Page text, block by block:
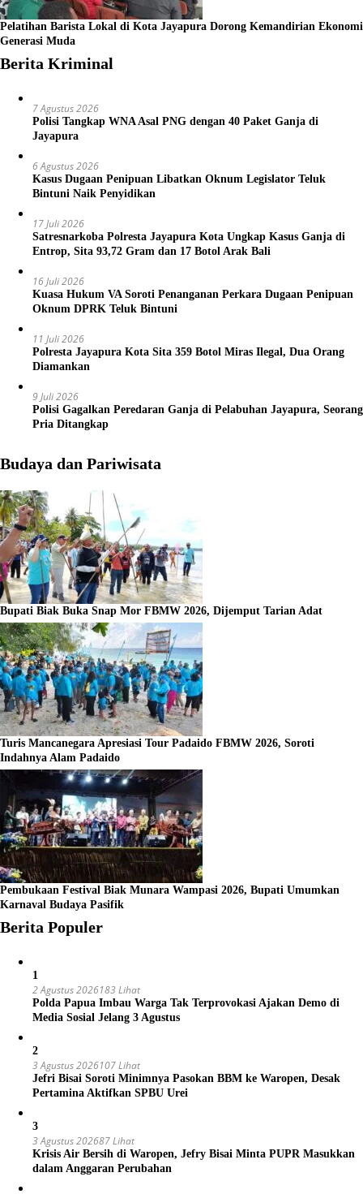
Pelatihan Barista Lokal di Kota Jayapura Dorong Kemandirian Ekonomi
Generasi Muda
Berita Kriminal
7 Agustus 2026
Polisi Tangkap WNA Asal PNG dengan 40 Paket Ganja di
Jayapura
6 Agustus 2026
Kasus Dugaan Penipuan Libatkan Oknum Legislator Teluk
Bintuni Naik Penyidikan
17 Juli 2026
Satresnarkoba Polresta Jayapura Kota Ungkap Kasus Ganja di
Entrop, Sita 93,72 Gram dan 17 Botol Arak Bali
16 Juli 2026
Kuasa Hukum VA Soroti Penanganan Perkara Dugaan Penipuan
Oknum DPRK Teluk Bintuni
11 Juli 2026
Polresta Jayapura Kota Sita 359 Botol Miras Ilegal, Dua Orang
Diamankan
9 Juli 2026
Polisi Gagalkan Peredaran Ganja di Pelabuhan Jayapura, Seorang
Pria Ditangkap
Budaya dan Pariwisata
Bupati Biak Buka Snap Mor FBMW 2026, Dijemput Tarian Adat
Turis Mancanegara Apresiasi Tour Padaido FBMW 2026, Soroti
Indahnya Alam Padaido
Pembukaan Festival Biak Munara Wampasi 2026, Bupati Umumkan
Karnaval Budaya Pasifik
Berita Populer
1
2 Agustus 2026183 Lihat
Polda Papua Imbau Warga Tak Terprovokasi Ajakan Demo di
Media Sosial Jelang 3 Agustus
2
3 Agustus 2026107 Lihat
Jefri Bisai Soroti Minimnya Pasokan BBM ke Waropen, Desak
Pertamina Aktifkan SPBU Urei
3
3 Agustus 202687 Lihat
Krisis Air Bersih di Waropen, Jefry Bisai Minta PUPR Masukkan
dalam Anggaran Perubahan